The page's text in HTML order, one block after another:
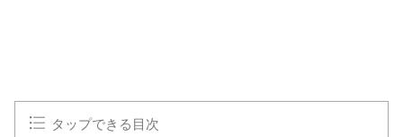
タップできる目次